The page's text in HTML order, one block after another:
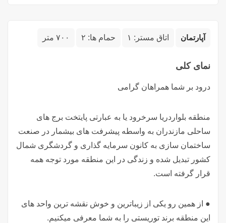
آپارتمان اتاق مستر: ۱ حمام ها: ۲ ۷۰۰ متر
نمای کلی
درود بر شما همراهان گرامی
منطقه بلواردریا سرخرود یا به عبارتی پایتخت برج های
ساحلی مازندران به واسطه پیشرفت های بیشمار در صنعت
ساختمان سازی به کانون سرمایه گذاری و گردشگری شمال
کشور تبدیل شده و زندگی در این منطقه مورد توجه همه
قرار گرفته است.
● از همین رو یکی از زیباترین و خوش نقشه ترین واحد های
این منطقه برند توریستی را به شما معرفی میکنیم.